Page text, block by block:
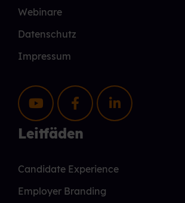
Webinare
Datenschutz
Impressum
Leitfäden
Candidate Experience
Employer Branding